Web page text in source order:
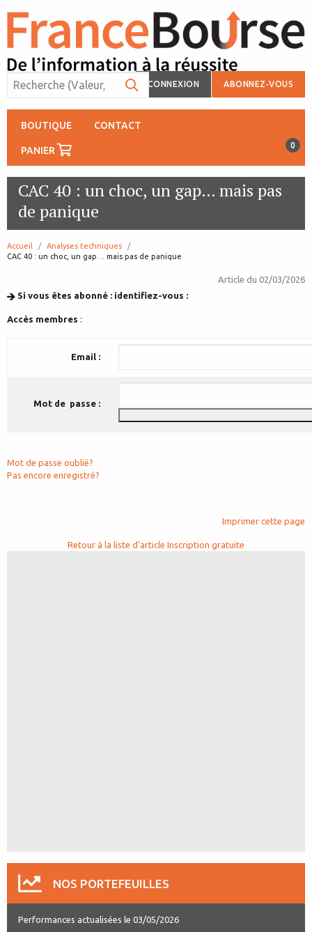
CONNEXION ABONNEZ-VOUS
BOUTIQUE CONTACT
PANIER 0
CAC 40 : un choc, un gap… mais pas
de panique
Accueil
Analyses techniques
page:
CAC 40 : un choc, un gap… mais pas de panique
Article du 02/03/2026
Si vous êtes abonné : identifiez-vous :
Accès membres :
Email :
Mot de passe :
Mot de passe oublié?
Pas encore enregistré?
Imprimer cette page
Retour à la liste d'article Inscription gratuite
NOS PORTEFEUILLES
Performances actualisées le 03/05/2026